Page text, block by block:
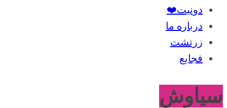
دونیت❤️
درباره ما
زرتشت
فجایع
سیاوش